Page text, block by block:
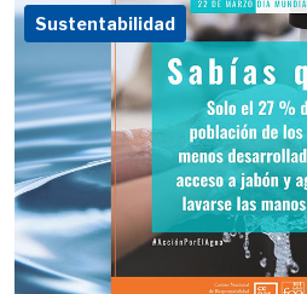
Sustentabilidad